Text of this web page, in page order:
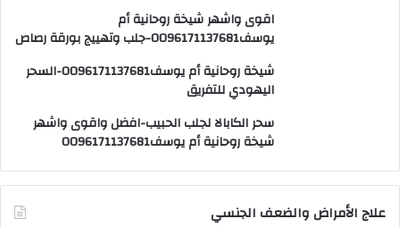
اقوى واشهر شيخة روحانية أم
يوسف0096171137681-جلب وتهييج بورقة رصاص
شيخة روحانية أم يوسف0096171137681-السحر
اليهودي للتفريق
سحر الكابالا لجلب الحبيب-افضل واقوى واشهر
شيخة روحانية أم يوسف0096171137681
علاج الأمراض والضعف الجنسي